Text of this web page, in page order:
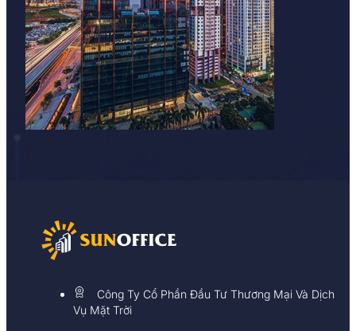
Công Ty Cổ Phần Đầu Tư Thương Mại Và Dịch
Vụ Mặt Trời